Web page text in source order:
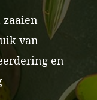
zaaien
van
en